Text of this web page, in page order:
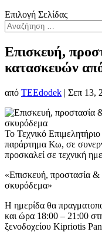
Επιλογή Σελίδας
Eπισκευή,
κατασκευών
από TEEdodek | Σεπ 13,
Το Τεχνικό
παράρτημα Κω, σε
προσκαλεί σε τεχνική
«Eπισκευή, προστασία
σκυρόδεμα»
Η ημερίδα θα
και ώρα 18:00 – 21:00
ξενοδοχείου Kipriotis